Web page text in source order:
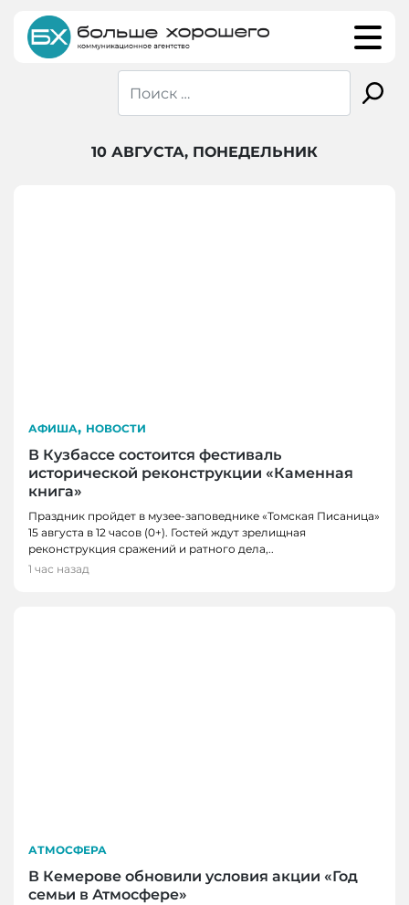
content
10 АВГУСТА, ПОНЕДЕЛЬНИК
АФИША, НОВОСТИ
В Кузбассе состоится фестиваль
исторической реконструкции «Каменная
книга»
Праздник пройдет в музее-заповеднике «Томская Писаница»
15 августа в 12 часов (0+). Гостей ждут зрелищная
реконструкция сражений и ратного дела,..
1 час назад
АТМОСФЕРА
В Кемерове обновили условия акции «Год
семьи в Атмосфере»